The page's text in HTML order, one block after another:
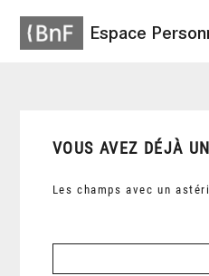
Espace
VOUS AVEZ DÉJÀ
Les champs avec un